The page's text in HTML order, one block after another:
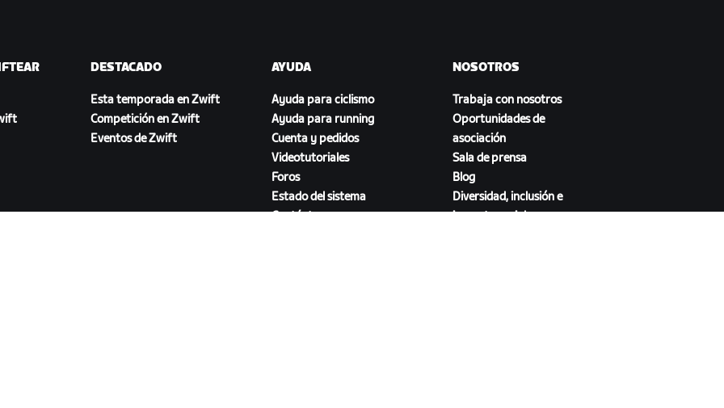
DESTACADO
Esta temporada en Zwift
Competición en Zwift
Eventos de Zwift
AYUDA
Ayuda para ciclismo
Ayuda para running
Cuenta y pedidos
Videotutoriales
Foros
Estado del sistema
Contáctanos
NOSOTROS
Trabaja con nosotros
Oportunidades de
asociación
Sala de prensa
Blog
Diversidad, inclusión e
impacto social